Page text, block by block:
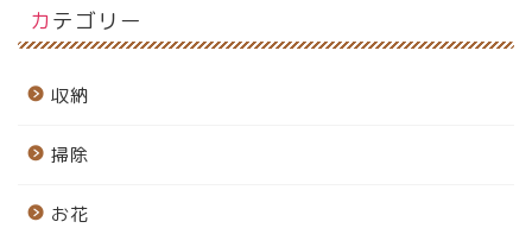
カテゴリー
収納
掃除
お花